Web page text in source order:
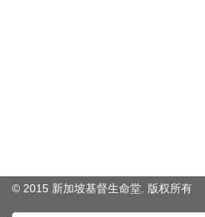
© 2015 新加坡基督生命堂. 版权所有